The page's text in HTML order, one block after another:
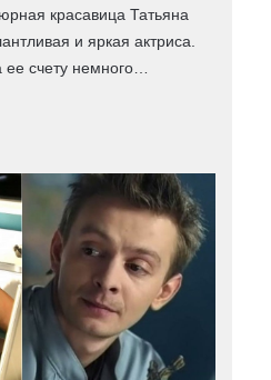
красавица Татьяна
и яркая актриса.
счету немного